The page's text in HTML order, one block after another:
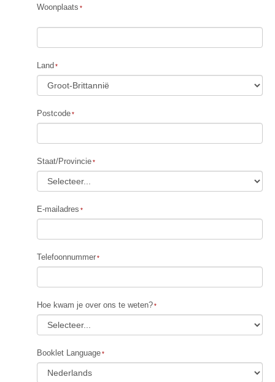
Woonplaats
Land
Postcode
Staat/Provincie
E-mailadres
Telefoonnummer
Hoe kwam je over ons te weten?
Booklet Language